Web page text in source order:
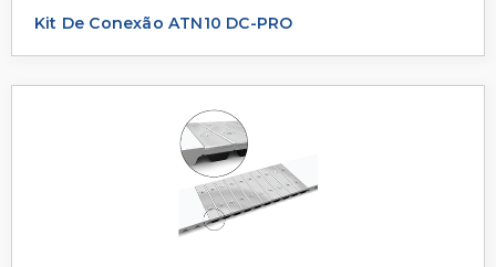
Kit De Conexão ATN10 DC-PRO